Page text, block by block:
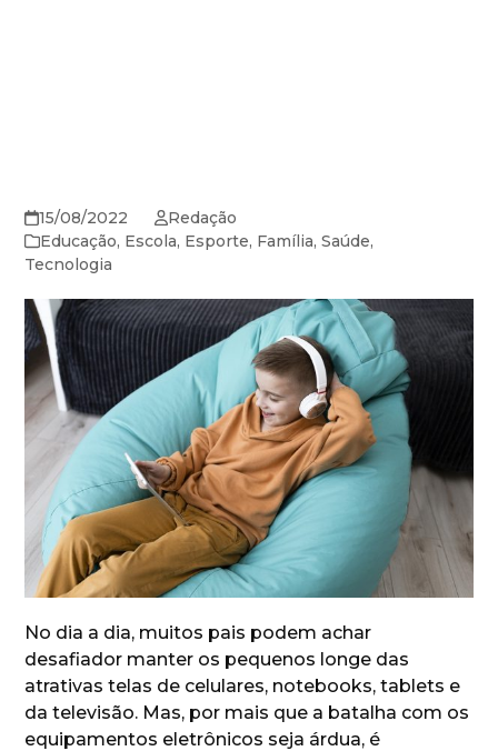
15/08/2022
Redação
Educação, Escola, Esporte, Família,Saúde,
Tecnologia
No dia a dia, muitos pais podem achar
desafiador manter os pequenos longe das
atrativas telas de celulares, notebooks, tablets e
da televisão. Mas, por mais que a batalha com os
equipamentos eletrônicos seja árdua, é